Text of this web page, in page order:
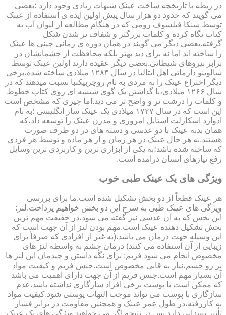
در ربطه با تاریخچه ساخت عینک شبهات زیادی وجود دارد ؛بعضی
می گویند که حدود دو هزار سال پیش اولین ایده ی استفاده از عینک
توسط سنکا فیلسوف رومی که در هنگام مطالعه از لیوان آب به
کتاب نگاه کرده و کلمات بزرگتر و شفاف تر شدن شکل
گرفته.بعضی دیگر می گویند در همان دوره ی زمانی چینی ها عینک
را ساخته اند اما نه برای دید بهتر بلکه محافظت از چشمانشان در
برابر نیروهای شیطانی.بعضی دیگر عقیده دارند اولین عینک توسط
سالوینو دارماتی اهل ایتالیا در سال ۱۲۸۴ میلادی ساخته شده،برخی
دیگر اختراع عینک را به مردی به نام روچربیکنبا نسبت میدهند که در
سال ۱۲۶۶ میلادی،با گذاشتن یک گوی شیشه ای روی کتاب خطوط
و کلمات را درشت تر و واضح تر می دید.اما چیزی که مشخص است
این است که در سال ۱۷۲۷ میلادی یک عینک ساز انگلیسی ؛به نام
ادوارد اسکارلت استایل امروزی و مدرن عینک را توسعه داد،که
همان بدنه عینک با دو عدسی و دسته های در دو طرف صورت
هستند.به هر حال عینک در هر زمان و از هر ماده و توسط هر فردی
که ساخته شده باشد؛به یکی از ابزاری ترین و کاربردی ترین وسایل
رفع نیازهای انسان درامده است.
ویژگی های یک عینک طبی خوب
هر عینک قطعاً از دو بخش تشکیل شده است.ما برای بررسی
ویژگی های عینک طبی به شرح این دو بخش خواهیم پرداخت.لنز:
این بخش که به آن عدسی نیز گفته می شود،در حقیقت مهم ترین
بخش تشکیل دهنده عینک است.مهم بودن لنز از آن جهت است که
این وسیله جهت درمان می باشد.(به غیر از افرادی که صرفاً برای
زیبایی از آن استفاده می کنند) درمان چشم به واسطه لنز های
مخصوص انجام می شود فریم: برای نگه داشتن و چیدمان این لنز ها
بر رو چشم،نیاز به قابی مخصوص است.جنس فریم و کیفیت مواد
آن بسیار مهم است.جنس فریم از آن جهت دارای اهمیت می باشد
که ممکن است با پوست برخی افراد سازگاری نداشته باشد.عدم
سازگاری با پوست می تواند موجب التهاب پوستی شود.کیفیت مواد
به کاررفته،در طول عمر عینک و همچنین مقاومت در برابر فشار